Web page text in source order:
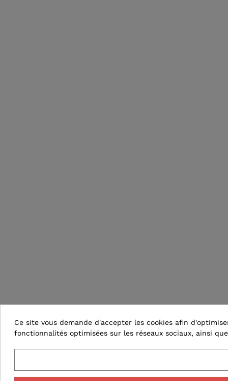
Ce site vous demande d'accepter les cookies afin
fonctionnalités optimisées sur les réseaux sociaux, ainsi